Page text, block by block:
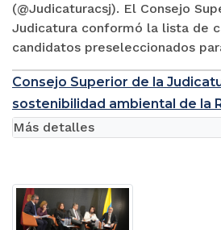
(@Judicaturacsj). El Consejo
Judicatura conformó la lista de
candidatos preseleccionados
Consejo Superior de la
sostenibilidad ambiental de la
Más detalles